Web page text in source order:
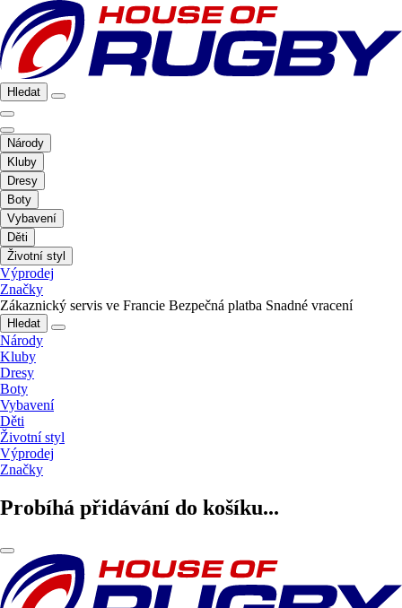
Hledat
Národy
Kluby
Dresy
Boty
Vybavení
Děti
Životní styl
Výprodej
Značky
Zákaznický servis ve Francie Bezpečná platba Snadné vracení
Hledat
Národy
Kluby
Dresy
Boty
Vybavení
Děti
Životní styl
Výprodej
Značky
Probíhá přidávání do košíku...